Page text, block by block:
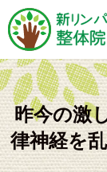
昨今の激
律神経を